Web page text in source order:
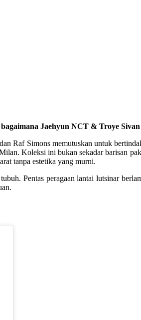
bagaimana Jaehyun NCT & Troye
Raf Simons memutuskan untuk
Koleksi ini bukan sekadar barisan
tanpa estetika yang murni.
Pentas peragaan lantai lutsinar